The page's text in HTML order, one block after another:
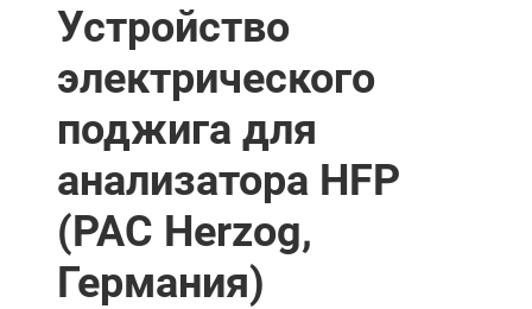
Устройство
электрического
поджига для
анализатора HFP
(PAC Herzog,
Германия)